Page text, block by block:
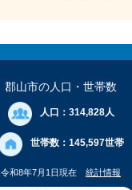
郡山市の人口 ・世帯数
人口： 314,828人
世帯数： 145,597世帯
令和8年7月1日現在 統計情報